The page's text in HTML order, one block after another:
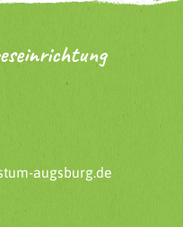
augsburg.de